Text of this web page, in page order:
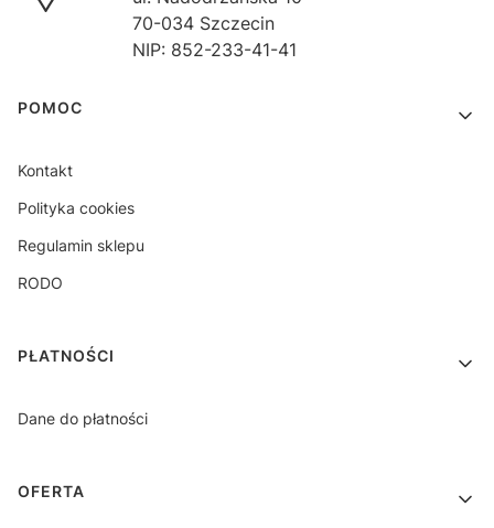
70-034 Szczecin
NIP: 852-233-41-41
Linki w stopce
POMOC
Kontakt
Polityka cookies
Regulamin sklepu
RODO
PŁATNOŚCI
Dane do płatności
OFERTA